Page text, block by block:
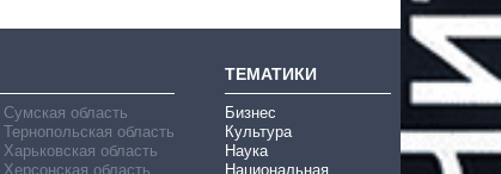
Сумская область
Тернопольская область
Харьковская область
Херсонская область
ТЕМАТИКИ
Бизнес
Культура
Наука
Национальная